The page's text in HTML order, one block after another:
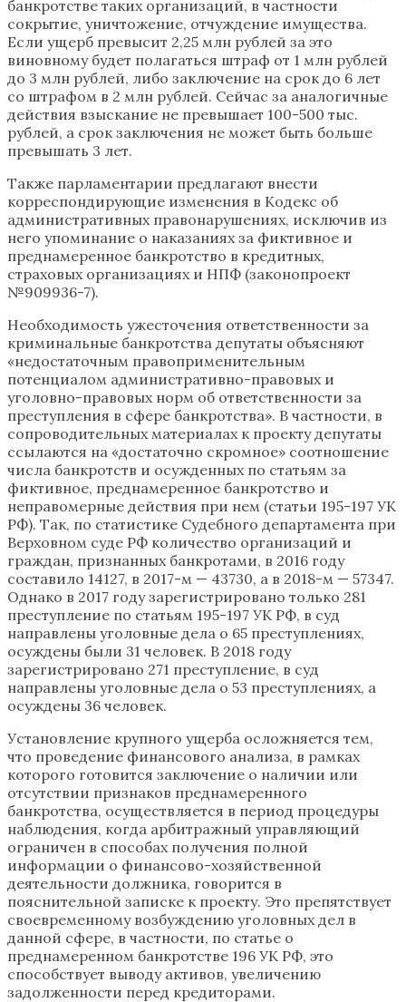
банкротстве таких организаций, в частности
сокрытие, уничтожение, отчуждение имущества.
Если ущерб превысит 2,25 млн рублей за это
виновному будет полагаться штраф от 1 млн рублей
до 3 млн рублей, либо заключение на срок до 6 лет
со штрафом в 2 млн рублей. Сейчас за аналогичные
действия взыскание не превышает 100-500 тыс.
рублей, а срок заключения не может быть больше
превышать 3 лет.
Также парламентарии предлагают внести
корреспондирующие изменения в Кодекс об
административных правонарушениях, исключив из
него упоминание о наказаниях за фиктивное и
преднамеренное банкротство в кредитных,
страховых организациях и НПФ (законопроект
№909936-7).
Необходимость ужесточения ответственности за
криминальные банкротства депутаты объясняют
«недостаточным правоприменительным
потенциалом административно-правовых и
уголовно-правовых норм об ответственности за
преступления в сфере банкротства». В частности, в
сопроводительных материалах к проекту депутаты
ссылаются на «достаточно скромное» соотношение
числа банкротств и осужденных по статьям за
фиктивное, преднамеренное банкротство и
неправомерные действия при нем (статьи 195-197 УК
РФ). Так, по статистике Судебного департамента при
Верховном суде РФ количество организаций и
граждан, признанных банкротами, в 2016 году
составило 14127, в 2017-м — 43730, а в 2018-м — 57347.
Однако в 2017 году зарегистрировано только 281
преступление по статьям 195-197 УК РФ, в суд
направлены уголовные дела о 65 преступлениях,
осуждены были 31 человек. В 2018 году
зарегистрировано 271 преступление, в суд
направлены уголовные дела о 53 преступлениях, а
осуждены 36 человек.
Установление крупного ущерба осложняется тем,
что проведение финансового анализа, в рамках
которого готовится заключение о наличии или
отсутствии признаков преднамеренного
банкротства, осуществляется в период процедуры
наблюдения, когда арбитражный управляющий
ограничен в способах получения полной
информации о финансово-хозяйственной
деятельности должника, говорится в
пояснительной записке к проекту. Это препятствует
своевременному возбуждению уголовных дел в
данной сфере, в частности, по статье о
преднамеренном банкротстве 196 УК РФ, это
способствует выводу активов, увеличению
задолженности перед кредиторами.